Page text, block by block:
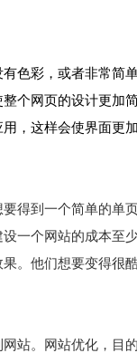
色彩，或者非常简
个网页的设计更加
，这样会使界面更
得到一个简单的单
一个网站的成本至
。他们想要变得很
站。网站优化，目